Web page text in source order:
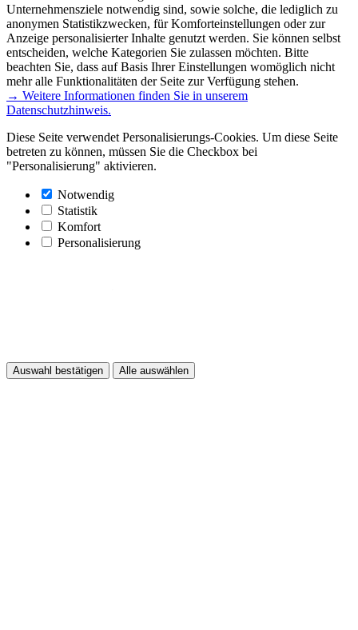
Unternehmensziele notwendig sind, sowie solche, die lediglich zu
anonymen Statistikzwecken, für Komforteinstellungen oder zur
Anzeige personalisierter Inhalte genutzt werden. Sie können selbst
entscheiden, welche Kategorien Sie zulassen möchten. Bitte
beachten Sie, dass auf Basis Ihrer Einstellungen womöglich nicht
mehr alle Funktionalitäten der Seite zur Verfügung stehen.
→ Weitere Informationen finden Sie in unserem
Datenschutzhinweis.
Diese Seite verwendet Personalisierungs-Cookies. Um diese Seite
betreten zu können, müssen Sie die Checkbox bei
"Personalisierung" aktivieren.
Notwendig
Statistik
Komfort
Personalisierung
Auswahl bestätigen Alle auswählen